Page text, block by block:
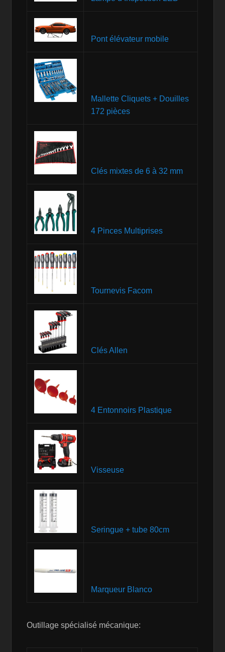
Pont élévateur mobile
Mallette Cliquets + Douilles
172 pièces
Clés mixtes de 6 à 32 mm
4 Pinces Multiprises
Tournevis Facom
Clés Allen
4 Entonnoirs Plastique
Visseuse
Seringue + tube 80cm
Marqueur Blanco
Outillage spécialisé mécanique: